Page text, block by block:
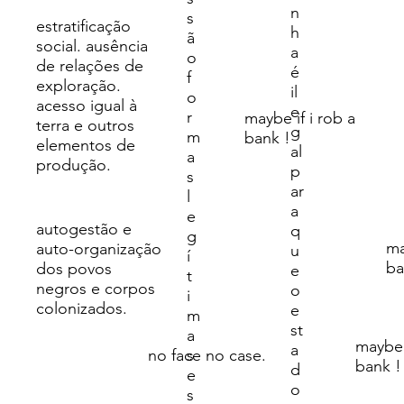
n
h
a
é
il
e
g
al
p
ar
a
q
u
e
o
e
st
a
d
o
autogestão e
auto-organização
dos povos
negros e corpos
colonizados.
no face no case.
estratificação
social. ausência
de relações de
exploração.
acesso igual à
terra e outros
elementos de
produção.
maybe if i rob a
bank !
bank !
s
ã
o
f
o
r
m
a
s
l
e
g
í
t
i
m
a
s
e
s